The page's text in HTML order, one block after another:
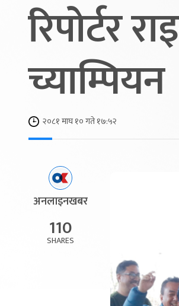
च्याम्पियन
२०८१ माघ १० गते १७:५२
अनलाइनखबर
110
SHARES